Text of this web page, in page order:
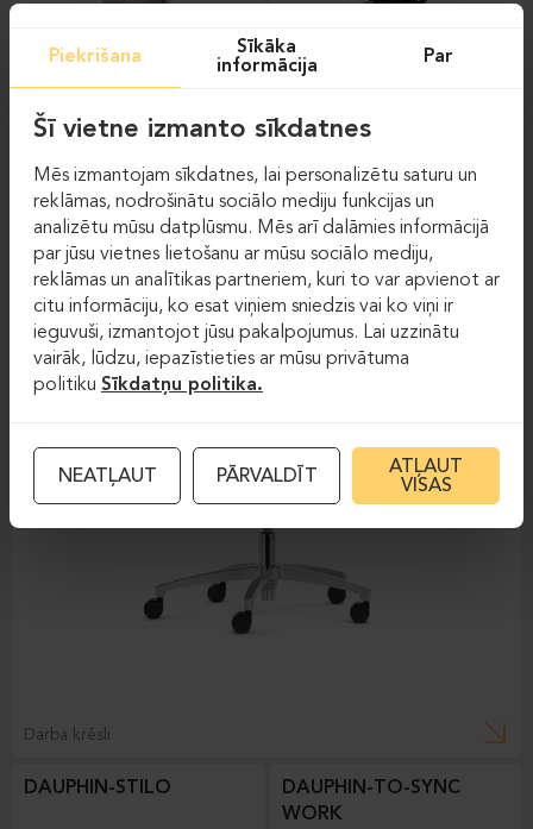
Darba krēsli Darba krēsli
DAUPHIN-SHAPE MESH
Darba krēsli
DAUPHIN-STILO
DAUPHIN-TO-SYNC
WORK
Piekrišana
Sīkāka
informācija
Par
Šī vietne izmanto sīkdatnes
Mēs izmantojam sīkdatnes, lai personalizētu saturu un
reklāmas, nodrošinātu sociālo mediju funkcijas un
analizētu mūsu datplūsmu. Mēs arī dalāmies informācijā
par jūsu vietnes lietošanu ar mūsu sociālo mediju,
reklāmas un analītikas partneriem, kuri to var apvienot ar
citu informāciju, ko esat viņiem sniedzis vai ko viņi ir
ieguvuši, izmantojot jūsu pakalpojumus. Lai uzzinātu
vairāk, lūdzu, iepazīstieties ar mūsu privātuma
politiku Sīkdatņu politika.
NEATĻAUT PĀRVALDĪT
ATĻAUT
VISAS